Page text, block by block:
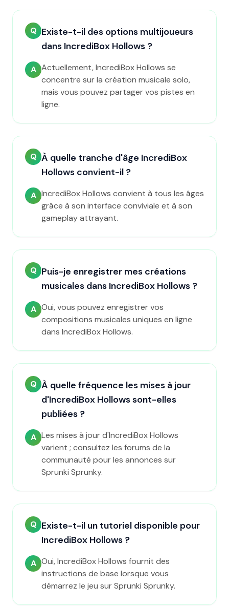
Q Existe-t-il des options multijoueurs
dans IncrediBox Hollows ?
A Actuellement, IncrediBox Hollows se
concentre sur la création musicale solo,
mais vous pouvez partager vos pistes en
ligne.
Q À quelle tranche d'âge IncrediBox
Hollows convient-il ?
A IncrediBox Hollows convient à tous les âges
grâce à son interface conviviale et à son
gameplay attrayant.
Q Puis-je enregistrer mes créations
musicales dans IncrediBox Hollows ?
A Oui, vous pouvez enregistrer vos
compositions musicales uniques en ligne
dans IncrediBox Hollows.
Q À quelle fréquence les mises à jour
d'IncrediBox Hollows sont-elles
publiées ?
A Les mises à jour d'IncrediBox Hollows
varient ; consultez les forums de la
communauté pour les annonces sur
Sprunki Sprunky.
Q Existe-t-il un tutoriel disponible pour
IncrediBox Hollows ?
A Oui, IncrediBox Hollows fournit des
instructions de base lorsque vous
démarrez le jeu sur Sprunki Sprunky.